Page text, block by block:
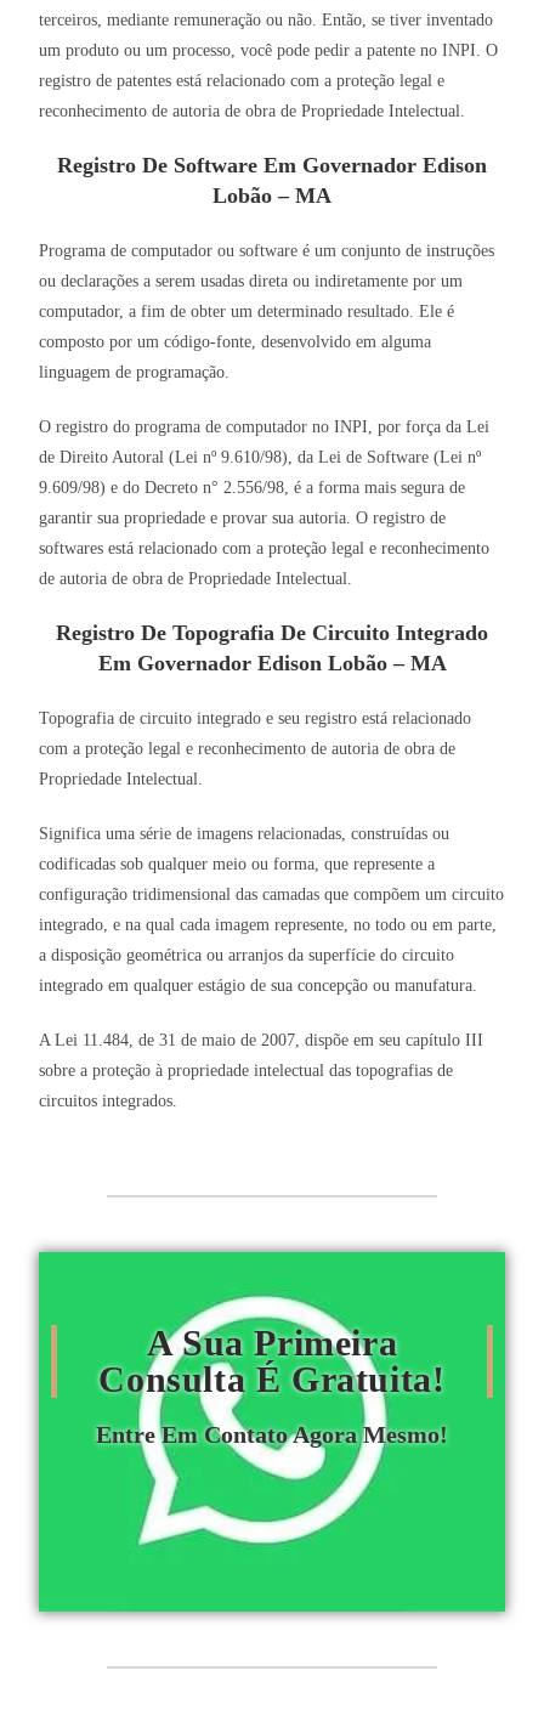
terceiros, mediante remuneração ou não. Então, se tiver inventado
um produto ou um processo, você pode pedir a patente no INPI. O
registro de patentes está relacionado com a proteção legal e
reconhecimento de autoria de obra de Propriedade Intelectual.
Registro De Software Em Governador Edison
Lobão – MA
Programa de computador ou software é um conjunto de instruções
ou declarações a serem usadas direta ou indiretamente por um
computador, a fim de obter um determinado resultado. Ele é
composto por um código-fonte, desenvolvido em alguma
linguagem de programação.
O registro do programa de computador no INPI, por força da Lei
de Direito Autoral (Lei nº 9.610/98), da Lei de Software (Lei nº
9.609/98) e do Decreto n° 2.556/98, é a forma mais segura de
garantir sua propriedade e provar sua autoria. O registro de
softwares está relacionado com a proteção legal e reconhecimento
de autoria de obra de Propriedade Intelectual.
Registro De Topografia De Circuito Integrado
Em Governador Edison Lobão – MA
Topografia de circuito integrado e seu registro está relacionado
com a proteção legal e reconhecimento de autoria de obra de
Propriedade Intelectual.
Significa uma série de imagens relacionadas, construídas ou
codificadas sob qualquer meio ou forma, que represente a
configuração tridimensional das camadas que compõem um circuito
integrado, e na qual cada imagem represente, no todo ou em parte,
a disposição geométrica ou arranjos da superfície do circuito
integrado em qualquer estágio de sua concepção ou manufatura.
A Lei 11.484, de 31 de maio de 2007, dispõe em seu capítulo III
sobre a proteção à propriedade intelectual das topografias de
circuitos integrados.
A Sua Primeira
Consulta É Gratuita!
Entre Em Contato Agora Mesmo!